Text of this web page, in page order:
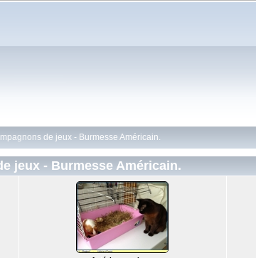
de jeux - Burmesse Américain.
jeux - Burmesse Américain.